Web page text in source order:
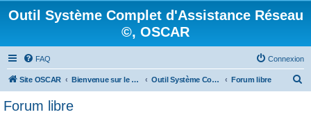
Outil Système Complet d'Assistance Réseau
©, OSCAR
FAQ Connexion
Site OSCAR Bienvenue sur le nouveau forum OSCAR Outil Système Complet d'Assistance Réseau ©, OSCAR Forum libre
Forum libre